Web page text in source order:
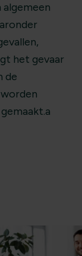
algemeen
het gevaar
de